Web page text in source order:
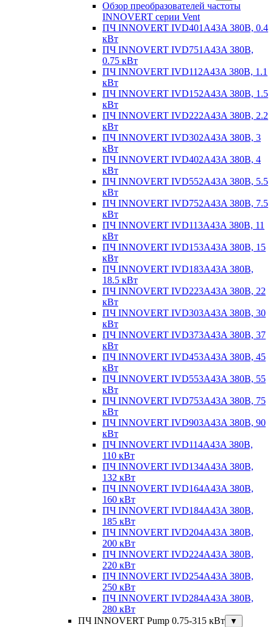
Обзор преобразователей частоты
INNOVERT серии Vent
ПЧ INNOVERT IVD401A43A 380В, 0.4
кВт
ПЧ INNOVERT IVD751A43A 380В,
0.75 кВт
ПЧ INNOVERT IVD112A43A 380В, 1.1
кВт
ПЧ INNOVERT IVD152A43A 380В, 1.5
кВт
ПЧ INNOVERT IVD222A43A 380В, 2.2
кВт
ПЧ INNOVERT IVD302A43A 380В, 3
кВт
ПЧ INNOVERT IVD402A43A 380В, 4
кВт
ПЧ INNOVERT IVD552A43A 380В, 5.5
кВт
ПЧ INNOVERT IVD752A43A 380В, 7.5
кВт
ПЧ INNOVERT IVD113A43A 380В, 11
кВт
ПЧ INNOVERT IVD153A43A 380В, 15
кВт
ПЧ INNOVERT IVD183A43A 380В,
18.5 кВт
ПЧ INNOVERT IVD223A43A 380В, 22
кВт
ПЧ INNOVERT IVD303A43A 380В, 30
кВт
ПЧ INNOVERT IVD373A43A 380В, 37
кВт
ПЧ INNOVERT IVD453A43A 380В, 45
кВт
ПЧ INNOVERT IVD553A43A 380В, 55
кВт
ПЧ INNOVERT IVD753A43A 380В, 75
кВт
ПЧ INNOVERT IVD903A43A 380В, 90
кВт
ПЧ INNOVERT IVD114A43A 380В,
110 кВт
ПЧ INNOVERT IVD134A43A 380В,
132 кВт
ПЧ INNOVERT IVD164A43A 380В,
160 кВт
ПЧ INNOVERT IVD184A43A 380В,
185 кВт
ПЧ INNOVERT IVD204A43A 380В,
200 кВт
ПЧ INNOVERT IVD224A43A 380В,
220 кВт
ПЧ INNOVERT IVD254A43A 380В,
250 кВт
ПЧ INNOVERT IVD284A43A 380В,
280 кВт
ПЧ INNOVERT Pump 0.75-315 кВт
▼